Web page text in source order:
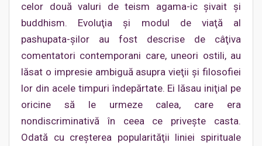
celor două valuri de teism agama-ic şivait şi
buddhism. Evoluţia şi modul de viaţă al
pashupata-şilor au fost descrise de câţiva
comentatori contemporani care, uneori ostili, au
lăsat o impresie ambiguă asupra vieţii şi filosofiei
lor din acele timpuri îndepărtate. Ei lăsau iniţial pe
oricine să le urmeze calea, care era
nondiscriminativă în ceea ce priveşte casta.
Odată cu creşterea popularităţii liniei spirituale